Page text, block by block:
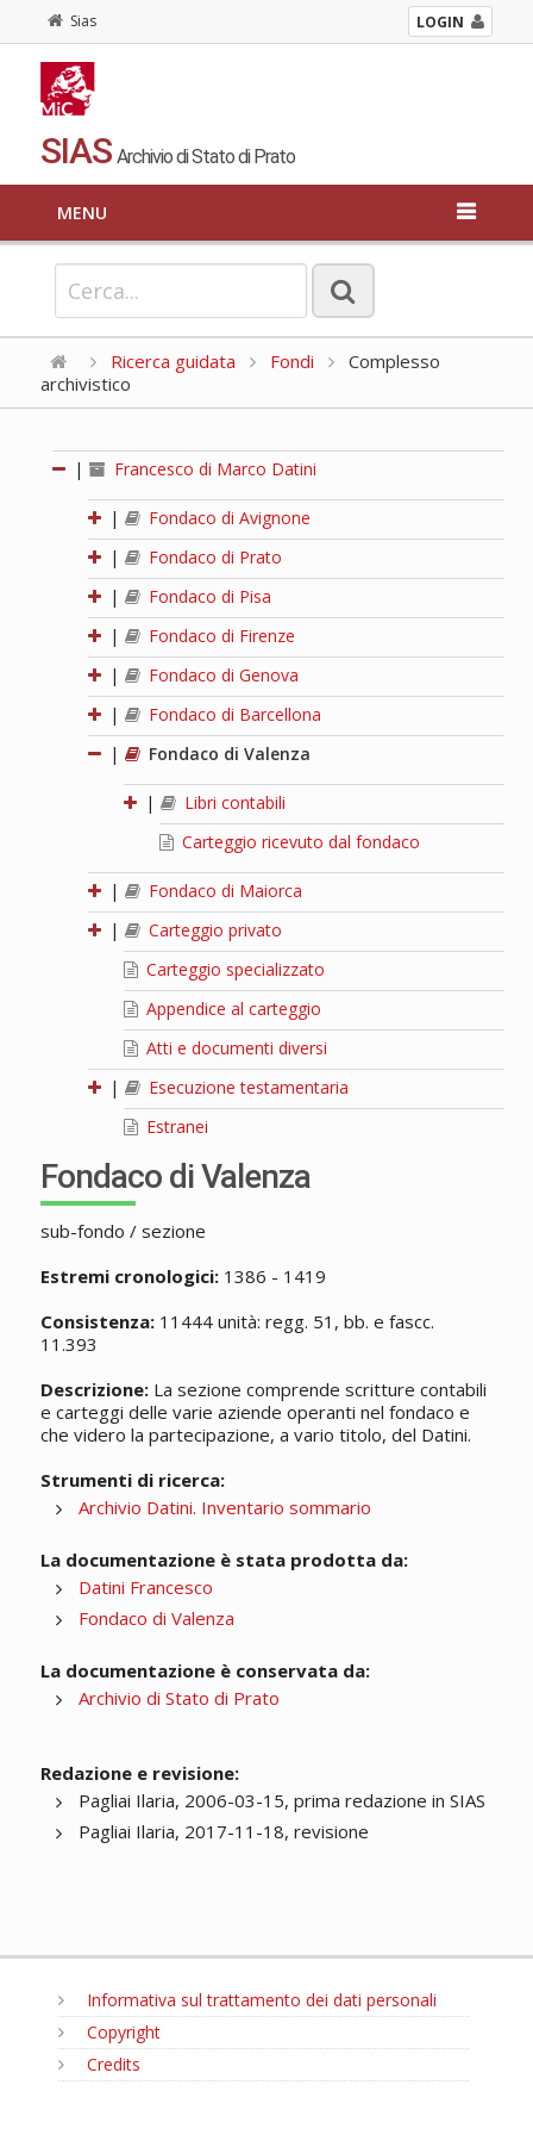
Sias LOGIN
SIAS Archivio di Stato di Prato
MENU
Ricerca guidata Fondi
Complesso
archivistico
| Francesco di Marco Datini
|
Fondaco di Avignone
|
Fondaco di Prato
|
Fondaco di Pisa
|
Fondaco di Firenze
|
Fondaco di Genova
|
Fondaco di Barcellona
|
Fondaco di Valenza
|
Libri contabili
Carteggio ricevuto dal fondaco
|
Fondaco di Maiorca
|
Carteggio privato
Carteggio specializzato
Appendice al carteggio
Atti e documenti diversi
|
Esecuzione testamentaria
Estranei
Fondaco di Valenza
sub-fondo / sezione
Estremi cronologici:1386 - 1419
Consistenza:11444 unità: regg. 51, bb. e fascc.
11.393
Descrizione:La sezione comprende scritture contabili
e carteggi delle varie aziende operanti nel fondaco e
che videro la partecipazione, a vario titolo, del Datini.
Strumenti di ricerca:
Archivio Datini. Inventario sommario
La documentazione è stata prodotta da:
Datini Francesco
Fondaco di Valenza
La documentazione è conservata da:
Archivio di Stato di Prato
Redazione e revisione:
Pagliai Ilaria, 2006-03-15, prima redazione in SIAS
Pagliai Ilaria, 2017-11-18, revisione
Informativa sul trattamento dei dati personali
Copyright
Credits